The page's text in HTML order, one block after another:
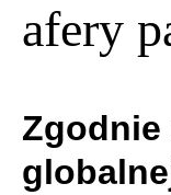
afery
Zgodnie